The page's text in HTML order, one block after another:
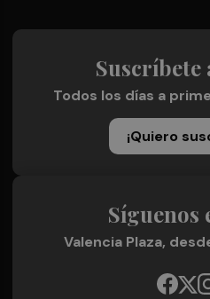
Suscríbete
Todos los días a
¡Quiero
Síguenos
Valencia Plaza,